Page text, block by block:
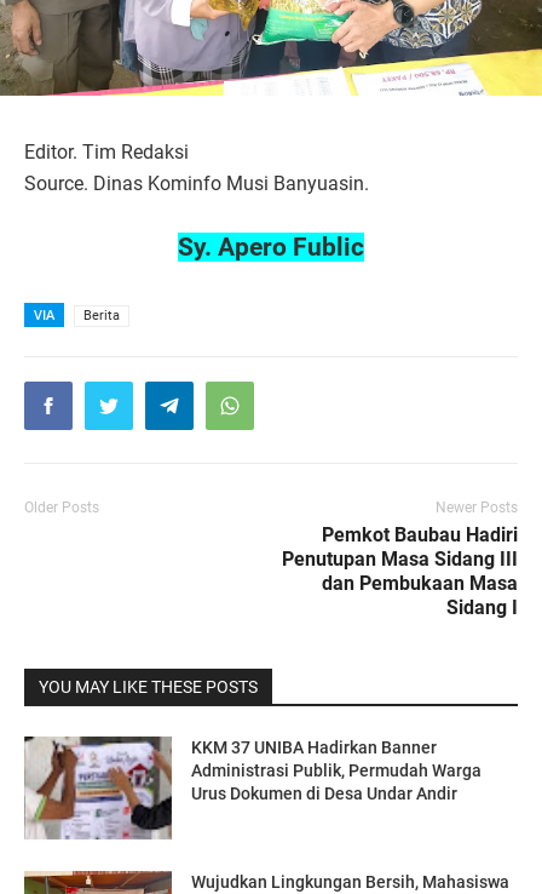
Editor. Tim Redaksi
Source. Dinas Kominfo Musi Banyuasin.
Sy. Apero Fublic
VIA Berita
Older Posts Newer Posts
Pemkot Baubau Hadiri
Penutupan Masa Sidang III
dan Pembukaan Masa
Sidang I
YOU MAY LIKE THESE POSTS
KKM 37 UNIBA Hadirkan Banner
Administrasi Publik, Permudah Warga
Urus Dokumen di Desa Undar Andir
Wujudkan Lingkungan Bersih, Mahasiswa